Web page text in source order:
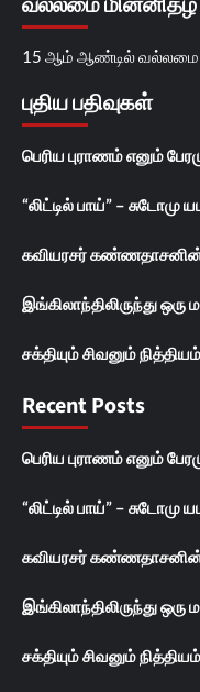
15 ஆம் ஆண்டில் வல்லமை
புதிய பதிவுகள்
பெரிய புராணம் எனும்
“லிட்டில் பாய்” – சுடோமு
கவியரசர்
இங்கிலாந்திலிருந்து ஒரு
சக்தியும் சிவனும்
Recent Posts
பெரிய புராணம் எனும்
“லிட்டில் பாய்” – சுடோமு
கவியரசர்
இங்கிலாந்திலிருந்து ஒரு
சக்தியும் சிவனும்